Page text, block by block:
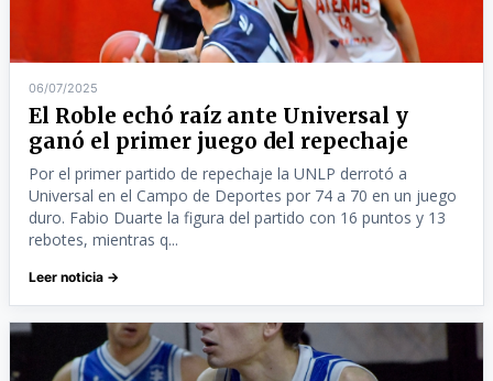
06/07/2025
El Roble echó raíz ante Universal y
ganó el primer juego del repechaje
Por el primer partido de repechaje la UNLP derrotó a
Universal en el Campo de Deportes por 74 a 70 en un juego
duro. Fabio Duarte la figura del partido con 16 puntos y 13
rebotes, mientras q...
Leer noticia →